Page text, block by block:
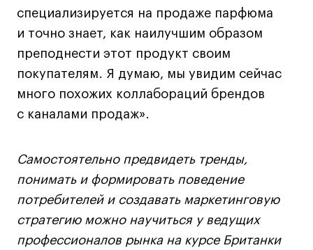
специализируется на продаже парфюма
и точно знает, как наилучшим образом
преподнести этот продукт своим
покупателям. Я думаю, мы увидим сейчас
много похожих коллабораций брендов
с каналами продаж».
Самостоятельно предвидеть тренды,
понимать и формировать поведение
потребителей и создавать маркетинговую
стратегию можно научиться у ведущих
профессионалов рынка на курсе Британки